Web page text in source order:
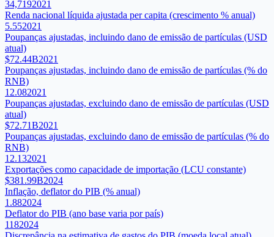
34,7192021
Renda nacional líquida ajustada per capita (crescimento % anual)
5.552021
Poupanças ajustadas, incluindo dano de emissão de partículas (USD
atual)
$72.44B2021
Poupanças ajustadas, incluindo dano de emissão de partículas (% do
RNB)
12.082021
Poupanças ajustadas, excluindo dano de emissão de partículas (USD
atual)
$72.71B2021
Poupanças ajustadas, excluindo dano de emissão de partículas (% do
RNB)
12.132021
Exportações como capacidade de importação (LCU constante)
$381.99B2024
Inflação, deflator do PIB (% anual)
1.882024
Deflator do PIB (ano base varia por país)
1182024